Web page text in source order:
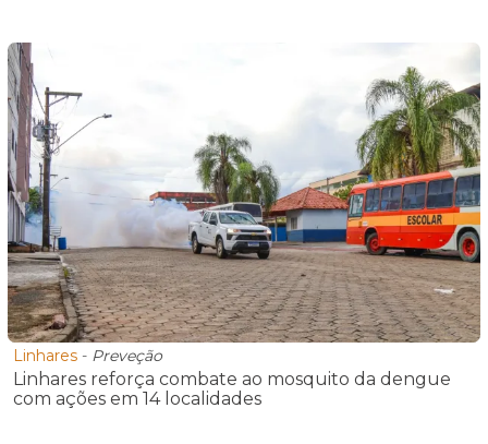
Linhares - Preveção
Linhares reforça combate ao mosquito da dengue
com ações em 14 localidades